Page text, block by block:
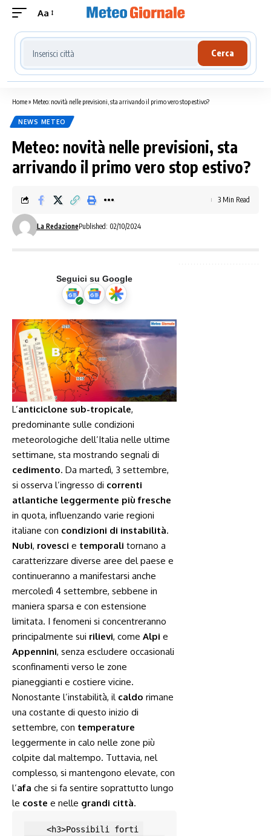
Aa
Cerca località meteo
Cerca
Home» Meteo: novità nelle previsioni, sta arrivando il primo vero stop estivo?
NEWS METEO
Meteo: novità nelle previsioni, sta
arrivando il primo vero stop estivo?
La RedazionePublished: 02/10/2024
3 Min Read
Seguici su Google
L’anticiclone sub-tropicale,
predominante sulle condizioni
meteorologiche dell’Italia nelle ultime
settimane, sta mostrando segnali di
cedimento. Da martedì, 3 settembre,
si osserva l’ingresso di correnti
atlantiche leggermente più fresche
in quota, influenzando varie regioni
italiane con condizioni di instabilità.
Nubi, rovesci e temporali tornano a
caratterizzare diverse aree del paese e
continueranno a manifestarsi anche
mercoledì 4 settembre, sebbene in
maniera sparsa e con estensione
limitata. I fenomeni si concentreranno
principalmente sui rilievi, come Alpi e
Appennini, senza escludere occasionali
sconfinamenti verso le zone
pianeggianti e costiere vicine.
Nonostante l’instabilità, il caldo rimane
una costante di questo inizio di
settembre, con temperature
leggermente in calo nelle zone più
colpite dal maltempo. Tuttavia, nel
complesso, si mantengono elevate, con
l’afa che si fa sentire soprattutto lungo
le coste e nelle grandi città.